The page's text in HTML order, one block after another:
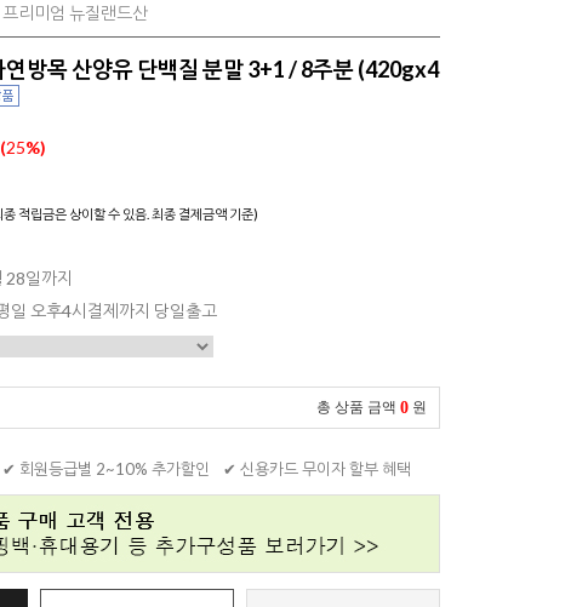
리미엄 뉴질랜드산
연방목 산양유 단백질 분말 3+1 / 8주분 (420gx4
(25%)
적립금은 상이할 수 있음. 최종 결제금액 기준)
일까지
일 오후4시결제까지 당일출고
총 상품 금액 0 원
✔ 회원등급별 2~10% 추가할인 ✔ 신용카드 무이자 할부 혜택